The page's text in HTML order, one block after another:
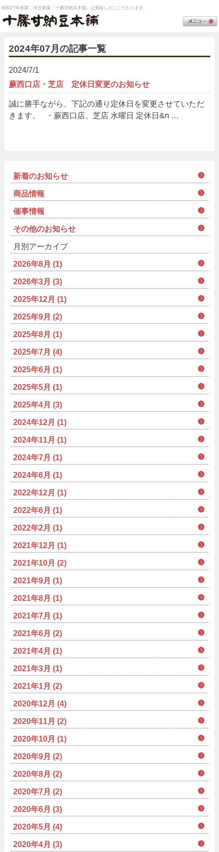
昭和27年創業、埼玉銘菓「十勝甘納豆本舗」は美味しさにこだわります。
2024年07月の記事一覧
2024/7/1
蕨西口店・芝店 定休日変更のお知らせ
誠に勝手ながら、下記の通り定休日を変更させていただ
きます。 ・蕨西口店、芝店 水曜日 定休日&n …
新着のお知らせ
商品情報
催事情報
その他のお知らせ
月別アーカイブ
2026年8月 (1)
2026年3月 (3)
2025年12月 (1)
2025年9月 (2)
2025年8月 (1)
2025年7月 (4)
2025年6月 (1)
2025年5月 (1)
2025年4月 (3)
2024年12月 (1)
2024年11月 (1)
2024年7月 (1)
2024年6月 (1)
2022年12月 (1)
2022年6月 (1)
2022年2月 (1)
2021年12月 (1)
2021年10月 (2)
2021年9月 (1)
2021年8月 (1)
2021年7月 (1)
2021年6月 (2)
2021年4月 (1)
2021年3月 (1)
2021年1月 (2)
2020年12月 (4)
2020年11月 (2)
2020年10月 (1)
2020年9月 (2)
2020年8月 (2)
2020年7月 (2)
2020年6月 (3)
2020年5月 (4)
2020年4月 (3)